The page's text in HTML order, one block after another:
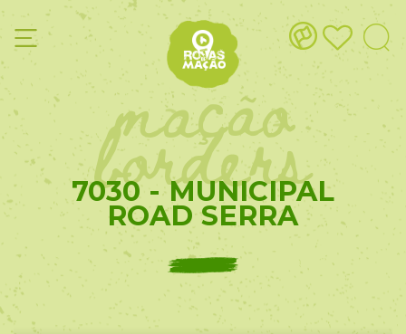
mação
borders
7030 - MUNICIPAL
ROAD SERRA